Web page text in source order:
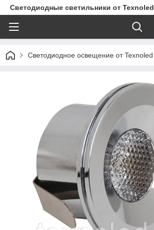
Светодиодные светильники от Texnoled
Светодиодное освещение от Texnoled